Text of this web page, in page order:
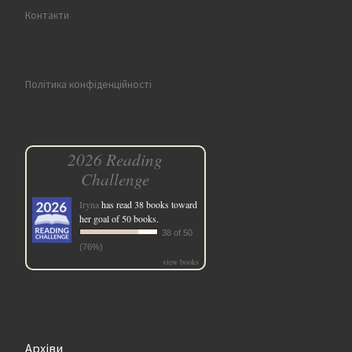
Контакти
Політика конфіденційності
2026 Reading
Challenge
Irynahas read 38 books toward
her goal of 50 books.
38 of 50
(76%)
view books
Архіви